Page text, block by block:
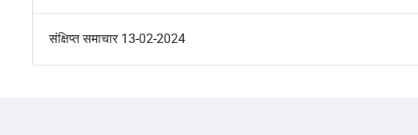
संक्षिप्त समाचार 13-02-2024